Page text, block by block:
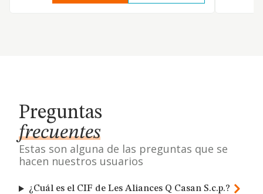
Preguntas
frecuentes
Estas son alguna de las preguntas que se
hacen nuestros usuarios
¿Cuál es el CIF de Les Aliances Q Casan S.c.p.?